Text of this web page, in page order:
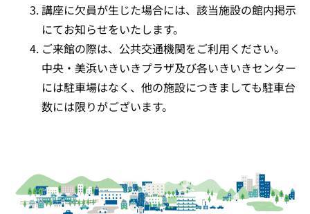
講座に欠員が生じた場合には、該当施設の館内掲示
にてお知らせをいたします。
ご来館の際は、公共交通機関をご利用ください。
中央・美浜いきいきプラザ及び各いきいきセンター
には駐車場はなく、他の施設につきましても駐車台
数には限りがございます。